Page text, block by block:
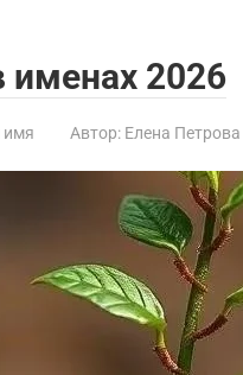
2026
имя Автор: Елена Петрова